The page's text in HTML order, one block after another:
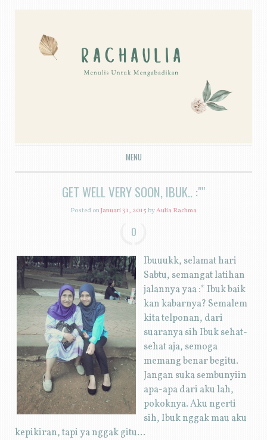
MENU
SKIP TO CONTENT
GET WELL VERY SOON, IBUK.. :""
Posted onJanuari 31, 2015byAulia Rachma
0
Ibuuukk, selamat hari
Sabtu, semangat latihan
jalannya yaa :* Ibuk baik
kan kabarnya? Semalem
kita telponan, dari
suaranya sih Ibuk sehat-
sehat aja, semoga
memang benar begitu.
Jangan suka sembunyiin
apa-apa dari aku lah,
pokoknya. Aku ngerti
sih, Ibuk nggak mau aku
kepikiran, tapi ya nggak gitu...